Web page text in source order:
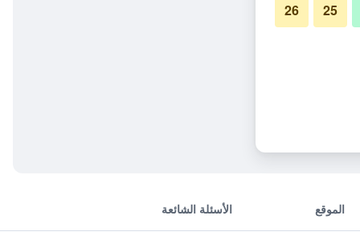
الموقع الأسئلة الشائعة
25
26